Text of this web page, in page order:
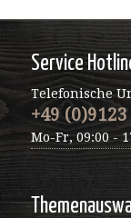
Service
Telefonische
+49
Mo-Fr, 09:00 -